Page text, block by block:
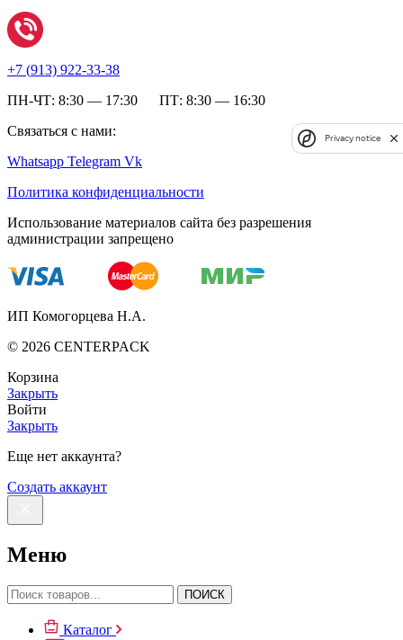
+7 (913) 922-33-38
ПН-ЧТ: 8:30 — 17:30 ПТ: 8:30 — 16:30
Связаться с нами:
Whatsapp Telegram Vk
Политика конфиденциальности
Использование материалов сайта без разрешения
администрации запрещено
ИП Комогорцева Н.А.
© 2026 CENTERPACK
Корзина
Закрыть
Войти
Закрыть
Еще нет аккаунта?
Создать аккаунт
Меню
ПОИСК
Каталог
Privacy notice